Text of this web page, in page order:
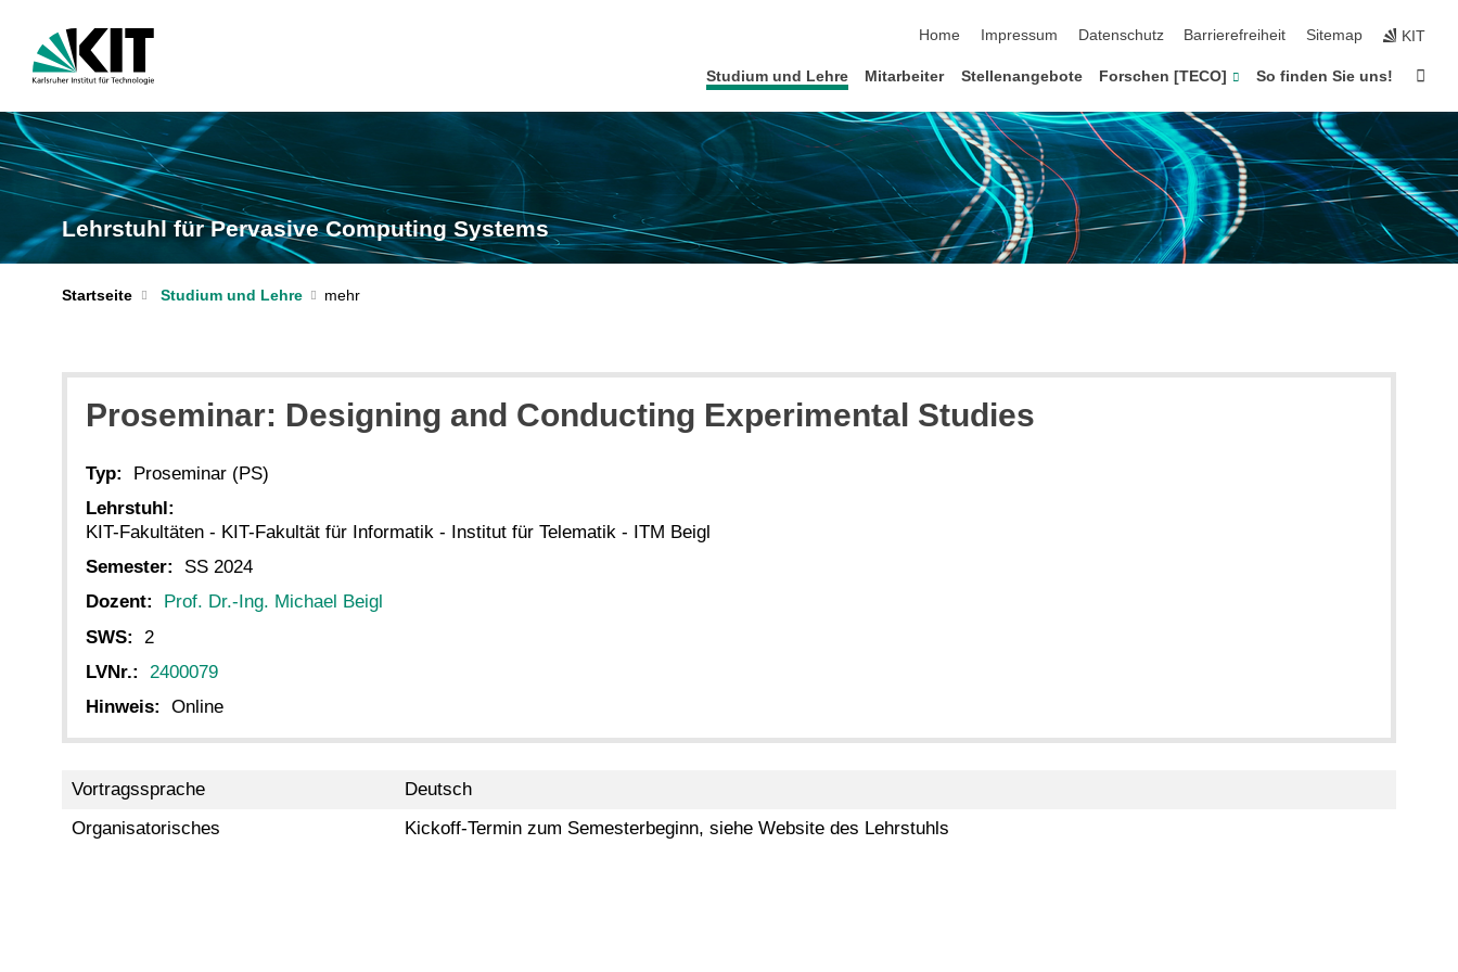
Home
Impressum Datenschutz Barrierefreiheit Sitemap KIT
Studium und Lehre Mitarbeiter Stellenangebote Forschen [TECO] So finden Sie uns!
Lehrstuhl für Pervasive Computing Systems
Startseite Studium und Lehre
Proseminar: Designing and Conducting Experimental Studies
Typ:
Proseminar (PS)
Lehrstuhl:
KIT-Fakultäten - KIT-Fakultät für Informatik - Institut für Telematik - ITM Beigl
Semester:
SS 2024
Dozent:
Prof. Dr.-Ing. Michael Beigl
SWS:
2
LVNr.:
2400079
Hinweis:
Online
Vortragssprache
Deutsch
Organisatorisches
Kickoff-Termin zum Semesterbeginn, siehe Website des Lehrstuhls